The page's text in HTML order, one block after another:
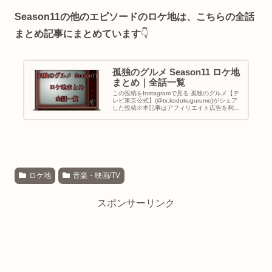
Season11の他のエピソードのロケ地は、こちらの全話
まとめ記事にまとめています👇
孤独のグルメ Season11 ロケ地
まとめ｜全話一覧
この投稿をInstagramで見る 孤独のグルメ【テ
レビ東京公式】(@tx.kodokugurume)がシェア
した投稿※本記事はアフィリエイト広告を利用
ロケ地 音楽・映画/TV
スポンサーリンク